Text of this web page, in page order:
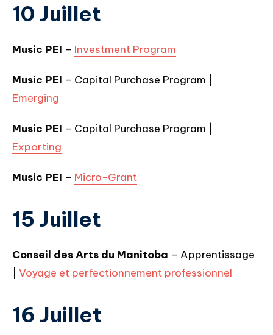
10 Juillet
Music PEI – Investment Program
Music PEI – Capital Purchase Program |
Emerging
Music PEI – Capital Purchase Program |
Exporting
Music PEI – Micro-Grant
15 Juillet
Conseil des Arts du Manitoba – Apprentissage
Voyage et perfectionnement professionnel
16 Juillet